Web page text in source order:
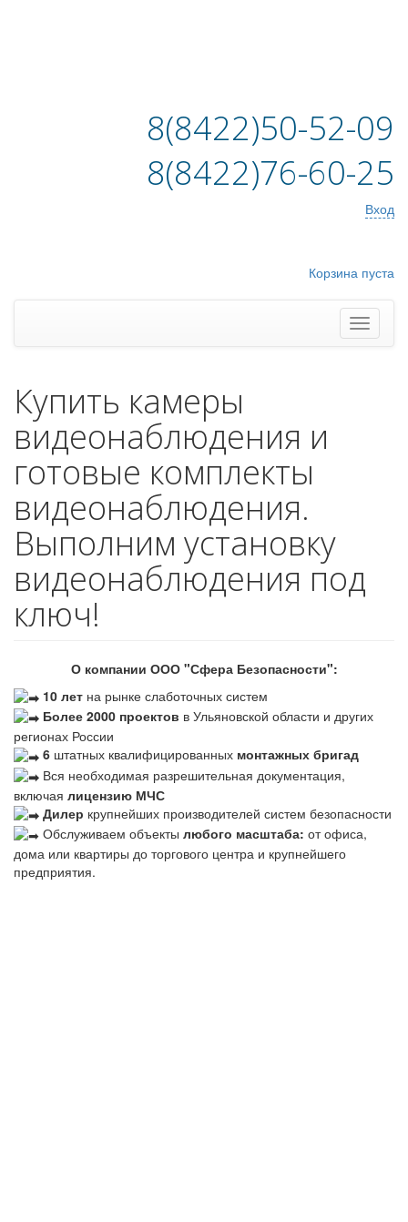
8(8422)50-52-09
8(8422)76-60-25
Вход
Корзина пуста
Купить камеры
видеонаблюдения и
готовые комплекты
видеонаблюдения.
Выполним установку
видеонаблюдения под
ключ!
О компании ООО "Сфера Безопасности":
10 лет на рынке слаботочных систем
Более 2000 проектов в Ульяновской области и других
регионах России
6 штатных квалифицированных монтажных бригад
Вся необходимая разрешительная документация,
включая лицензию МЧС
Дилер крупнейших производителей систем безопасности
Обслуживаем объекты любого масштаба: от офиса,
дома или квартиры до торгового центра и крупнейшего
предприятия.